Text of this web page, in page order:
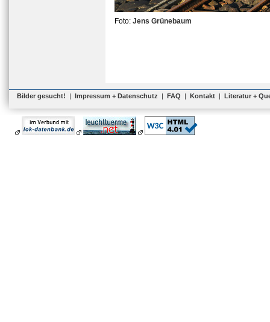
Foto: Jens Grünebaum
Bilder gesucht! | Impressum + Datenschutz | FAQ | Kontakt | Literatur +